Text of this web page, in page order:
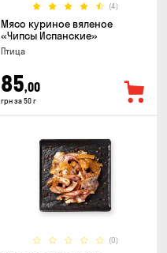
(4)
Мясо куриное вяленое
«Чипсы Испанские»
Птица
85,00
грн за 50 г
(0)